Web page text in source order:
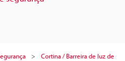
Cortina / Barreira de luz de